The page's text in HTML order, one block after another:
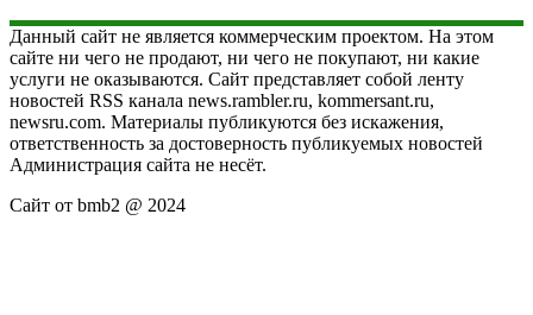
Данный сайт не является коммерческим проектом. На этом
сайте ни чего не продают, ни чего не покупают, ни какие
услуги не оказываются. Сайт представляет собой ленту
новостей RSS канала news.rambler.ru, kommersant.ru,
newsru.com. Материалы публикуются без искажения,
ответственность за достоверность публикуемых новостей
Администрация сайта не несёт.
Сайт от bmb2 @ 2024